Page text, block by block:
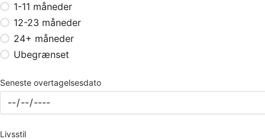
1-11 måneder
12-23 måneder
24+ måneder
Ubegrænset
Seneste overtagelsesdato
Livsstil